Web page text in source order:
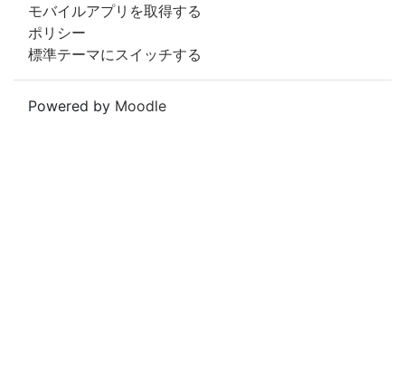
モバイルアプリを取得する
ポリシー
標準テーマにスイッチする
Powered by Moodle